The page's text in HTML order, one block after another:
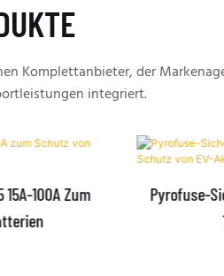
Komplettanbieter, der
integriert.
100A Zum
Pyrofuse-